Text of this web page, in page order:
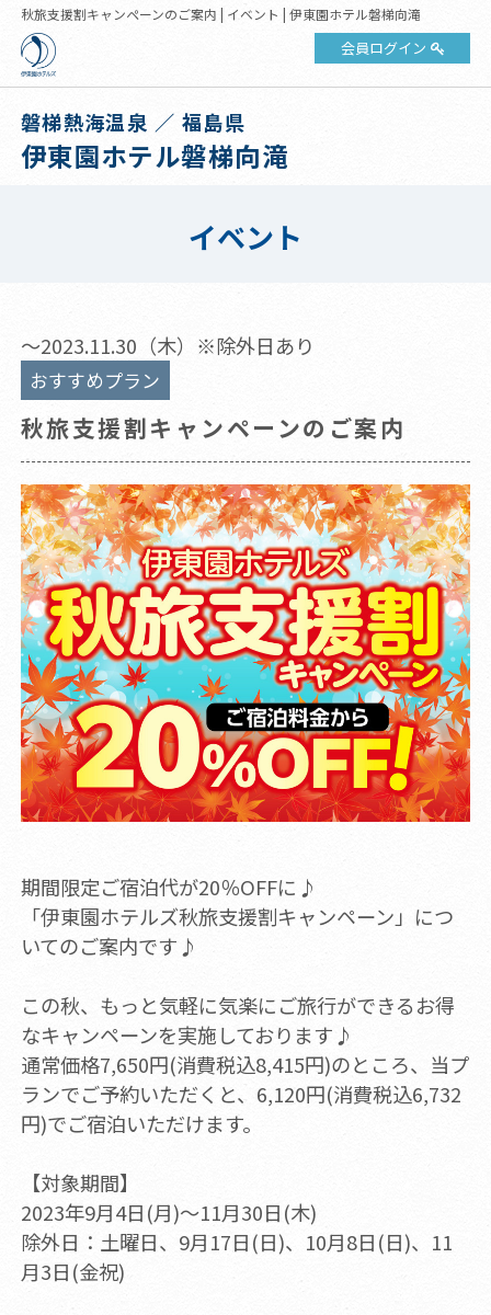
秋旅支援割キャンペーンのご案内 | イベント | 伊東園ホテル磐梯向滝
会員ログイン
磐梯熱海温泉 ／ 福島県
伊東園ホテル磐梯向滝
イベント
～2023.11.30（木）※除外日あり
おすすめプラン
秋旅支援割キャンペーンのご案内
期間限定ご宿泊代が20％OFFに♪
「伊東園ホテルズ秋旅支援割キャンペーン」につ
いてのご案内です♪
この秋、もっと気軽に気楽にご旅行ができるお得
なキャンペーンを実施しております♪
通常価格7,650円(消費税込8,415円)のところ、当プ
ランでご予約いただくと、6,120円(消費税込6,732
円)でご宿泊いただけます。
【対象期間】
2023年9月4日(月)～11月30日(木)
除外日：土曜日、9月17日(日)、10月8日(日)、11
月3日(金祝)